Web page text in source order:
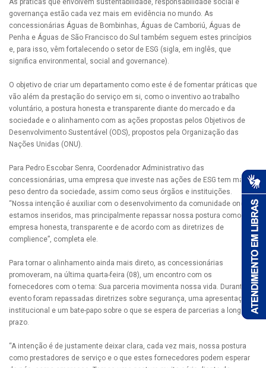
As práticas que envolvem sustentabilidade, responsabilidade social e
governança estão cada vez mais em evidência no mundo. As
concessionárias Águas de Bombinhas, Águas de Camboriú, Águas de
Penha e Águas de São Francisco do Sul também seguem estes princípios
e, para isso, vêm fortalecendo o setor de ESG (sigla, em inglês, que
significa environmental, social and governance).
O objetivo de criar um departamento como este é de fomentar práticas que
vão além da prestação do serviço em si, como o inventivo ao trabalho
voluntário, a postura honesta e transparente diante do mercado e da
sociedade e o alinhamento com as ações propostas pelos Objetivos de
Desenvolvimento Sustentável (ODS), propostos pela Organização das
Nações Unidas (ONU).
Para Pedro Escobar Senra, Coordenador Administrativo das
concessionárias, uma empresa que investe nas ações de ESG tem mais
peso dentro da sociedade, assim como seus órgãos e instituições.
“Nossa intenção é auxiliar com o desenvolvimento da comunidade onde
estamos inseridos, mas principalmente repassar nossa postura como
empresa honesta, transparente e de acordo com as diretrizes de
complience”, completa ele.
Para tornar o alinhamento ainda mais direto, as concessionárias
promoveram, na última quarta-feira (08), um encontro com os
fornecedores com o tema: Sua parceria movimenta nossa vida. Durante o
evento foram repassadas diretrizes sobre segurança, uma apresentação
institucional e um bate-papo sobre o que se espera de parcerias a longo
prazo.
“A intenção é de justamente deixar clara, cada vez mais, nossa postura
como prestadores de serviço e o que estes fornecedores podem esperar